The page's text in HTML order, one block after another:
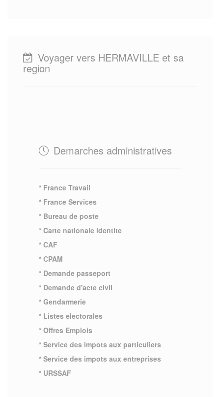
Voyager vers HERMAVILLE et sa
region
Demarches administratives
* France Travail
* France Services
* Bureau de poste
* Carte nationale identite
* CAF
* CPAM
* Demande passeport
* Demande d'acte civil
* Gendarmerie
* Listes electorales
* Offres Emplois
* Service des impots aux particuliers
* Service des impots aux entreprises
* URSSAF